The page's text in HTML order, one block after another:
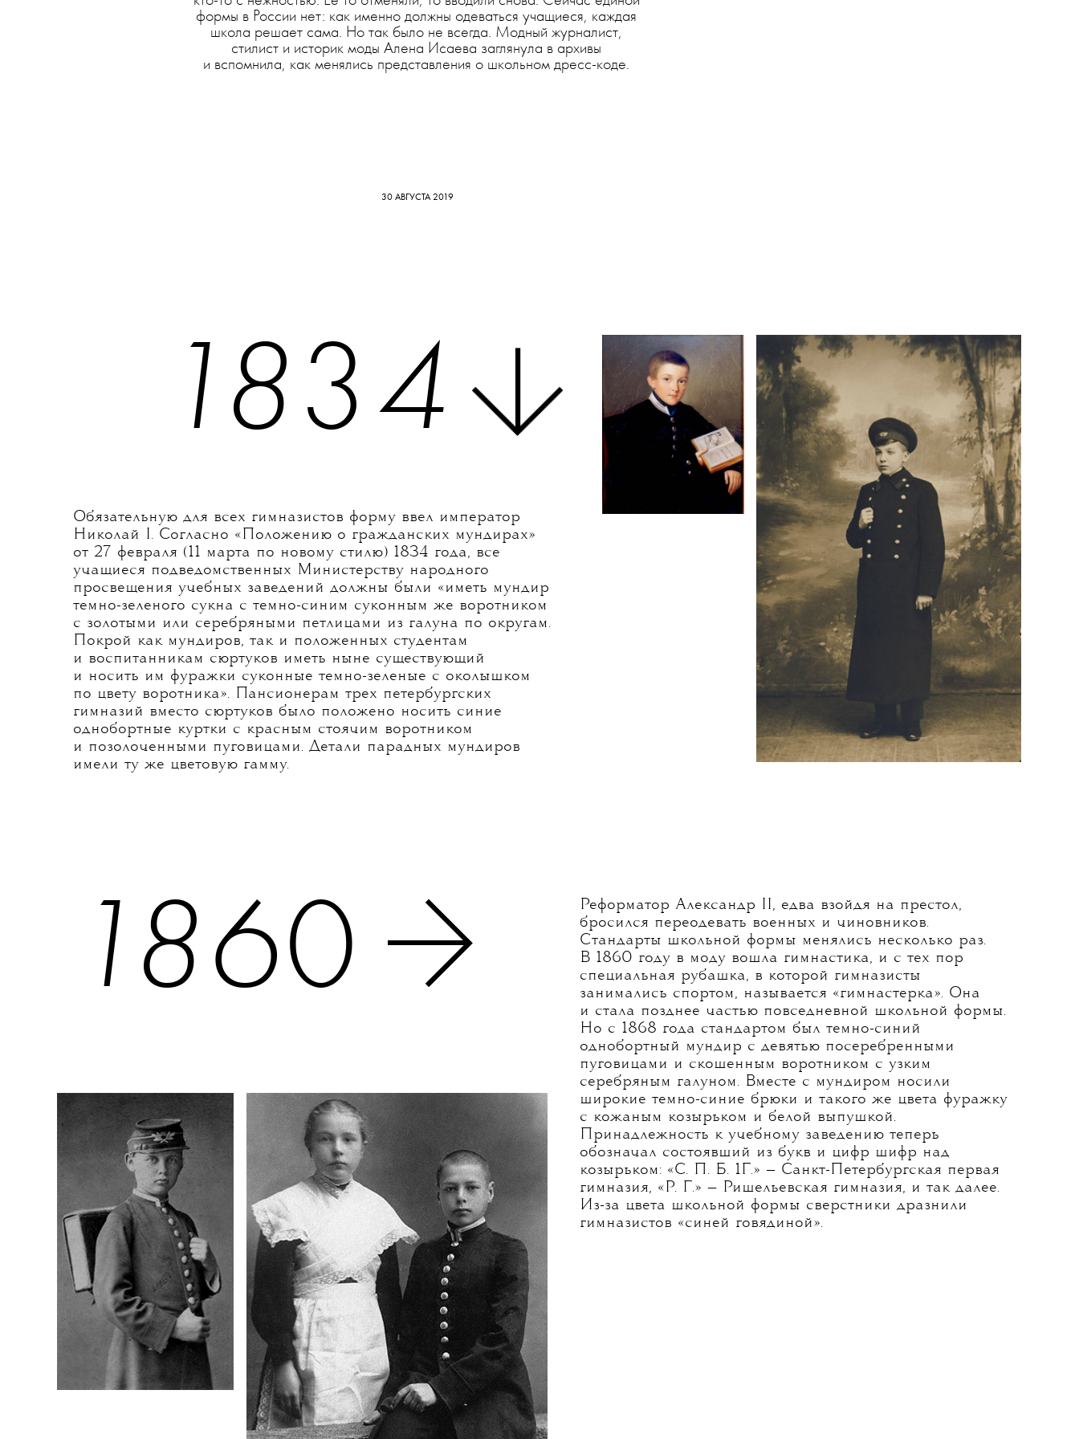
формы в России нет: как именно должны одеваться учащиеся, каждая
школа решает сама. Но так было не всегда. Модный журналист,
стилист и историк моды Алена Исаева заглянула в архивы
и вспомнила, как менялись представления о школьном дресс-коде.
30 АВГУСТА 2019
1834
Обязательную для всех гимназистов форму ввел император
Николай I. Согласно «Положению о гражданских мундирах»
от 27 февраля (11 марта по новому стилю) 1834 года, все
учащиеся подведомственных Министерству народного
просвещения учебных заведений должны были «иметь мундир
темно-зеленого сукна с темно-синим суконным же воротником
с золотыми или серебряными петлицами из галуна по округам.
Покрой как мундиров, так и положенных студентам
и воспитанникам сюртуков иметь ныне существующий
и носить им фуражки суконные темно-зеленые с околышком
по цвету воротника». Пансионерам трех петербургских
гимназий вместо сюртуков было положено носить синие
однобортные куртки с красным стоячим воротником
и позолоченными пуговицами. Детали парадных мундиров
имели ту же цветовую гамму.
Реформатор Александр II, едва взойдя на престол,
бросился переодевать военных и чиновников.
Стандарты школьной формы менялись несколько раз.
В 1860 году в моду вошла гимнастика, и с тех пор
специальная рубашка, в которой гимназисты
занимались спортом, называется «гимнастерка». Она
и стала позднее частью повседневной школьной формы.
Но с 1868 года стандартом был темно-синий
однобортный мундир с девятью посеребренными
пуговицами и скошенным воротником с узким
серебряным галуном. Вместе с мундиром носили
широкие темно-синие брюки и такого же цвета фуражку
с кожаным козырьком и белой выпушкой.
Принадлежность к учебному заведению теперь
обозначал состоявший из букв и цифр шифр над
козырьком: «С. П. Б. 1Г.» — Санкт-Петербургская первая
гимназия, «Р. Г.» — Ришельевская гимназия, и так далее.
Из-за цвета школьной формы сверстники дразнили
гимназистов «синей говядиной».
1860